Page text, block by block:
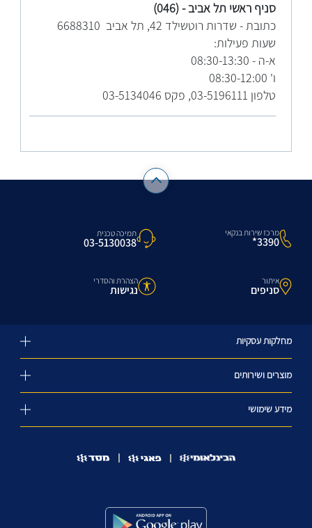
סניף ראשי תל אביב - (046)
כתובת - שדרות רוטשילד 42, תל אביב 6688310
שעות פעילות:
א-ה - 08:30-13:30
ו' 08:30-12:00
טלפון ​03-5196111, פקס 03-5134046
מרכז שירות בנקאי
3390*
תמיכה טכנית
03-5130038
איתור
סניפים
הצהרת והסדרי
נגישות
מחלקות עסקיות
מוצרים ושירותים
מידע שימושי